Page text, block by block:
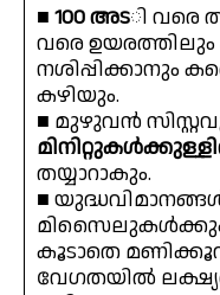
■ 100 അടി വരെ
വരെ ഉയരത്തിലും
നശിപ്പിക്കാനും
കഴിയും.
■ മുഴുവൻ
തയ്യാറാകും.
■
മിസൈലുകൾക്കും
കൂടാതെ
വേഗതയിൽ